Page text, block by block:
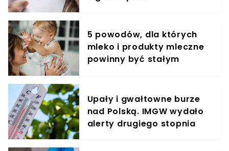
5 powodów, dla których
mleko i produkty mleczne
powinny być stałym
Upały i gwałtowne burze
nad Polską. IMGW wydało
alerty drugiego stopnia